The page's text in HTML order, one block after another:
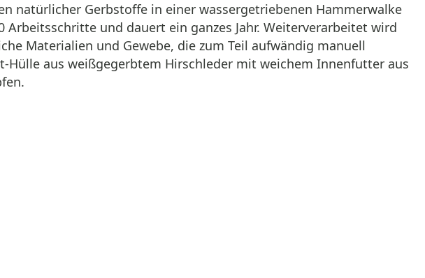
natürlicher Gerbstoffe in einer wassergetriebenen Hammerwalke
und dauert ein ganzes Jahr. Weiterverarbeitet wird
Materialien und Gewebe, die zum Teil aufwändig manuell
aus weißgegerbtem Hirschleder mit weichem Innenfutter aus